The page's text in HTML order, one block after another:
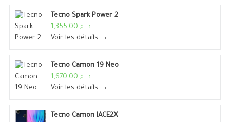
Tecno Spark Power 2
د. م.1,355.00
Voir les détails →
Tecno Camon 19 Neo
د. م.1,670.00
Voir les détails →
Tecno Camon IACE2X